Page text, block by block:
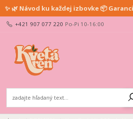
✨ 🌿 Návod ku každej izbovke 📦
+421 907 077 220 Po-Pi 10-16:00